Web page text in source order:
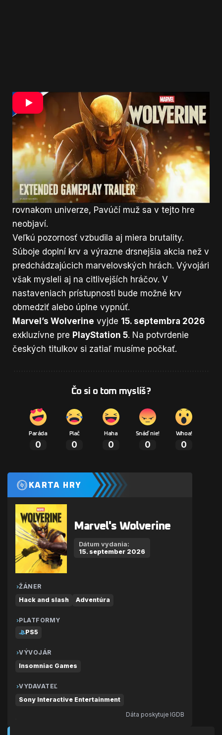
Insomniac zároveň sľubuje výraznú rozmanitosť.
Popri akcii dostanú priestor aj cestovanie,
vyšetrovanie a objavovanie. Tempo hry má
pripomínať komiksové príbehy. Tie hráča
neustále ženú vpred cez zvraty a dôležité
udalosti.
Fanúšikovia však nemajú čakať crossover so
Spider-Manom. Hoci sa obe hry odohrávajú v
rovnakom univerze, Pavúčí muž sa v tejto hre
neobjaví.
Veľkú pozornosť vzbudila aj miera brutality.
Súboje doplní krv a výrazne drsnejšia akcia než v
predchádzajúcich marvelovských hrách. Vývojári
však mysleli aj na citlivejších hráčov. V
nastaveniach prístupnosti bude možné krv
obmedziť alebo úplne vypnúť.
Marvel’s Wolverine vyjde 15. septembra 2026
exkluzívne pre PlayStation 5. Na potvrdenie
českých titulkov si zatiaľ musíme počkať.
Čo si o tom myslíš?
Paráda
0
Plač
0
Haha
0
Snáď nie!
0
Whoa!
0
KARTA HRY
Marvel's Wolverine
Dátum vydania:
15. september 2026
ŽÁNER
Hack and slash
Adventúra
PLATFORMY
PS5
VÝVOJÁR
Insomniac Games
VYDAVATEĽ
Sony Interactive Entertainment
Dáta poskytuje IGDB